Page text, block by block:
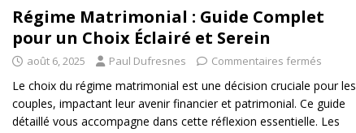
Régime Matrimonial : Guide Complet
pour un Choix Éclairé et Serein
août 6, 2025 Paul Dufresnes Commentaires fermés
Le choix du régime matrimonial est une décision cruciale pour les
couples, impactant leur avenir financier et patrimonial. Ce guide
détaillé vous accompagne dans cette réflexion essentielle. Les